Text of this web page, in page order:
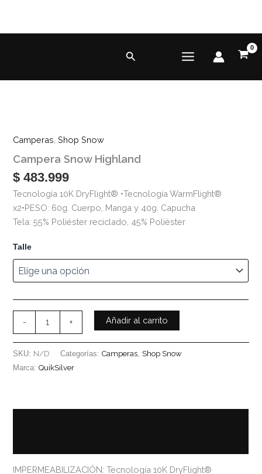
contenido
Buscar
Camperas,Shop Snow
Campera Snow Highland
$ 483.999
Tecnología 10K DryFlight® •Tecnología WarmFlight®
x2•PESO: 60g. Cuerpo, Manga y 40g. Capucha
Tela: 55% Poliéster reciclado, 45% Poliéster
Talle
-
Snow
Highland
cantidad
+ Añadir al carrito
SKU: N/D Categorías:Camperas Shop Snow
Marca:QuikSilver
IMPERMEABILIZACIÓN: Tecnología 10K DryFlight®